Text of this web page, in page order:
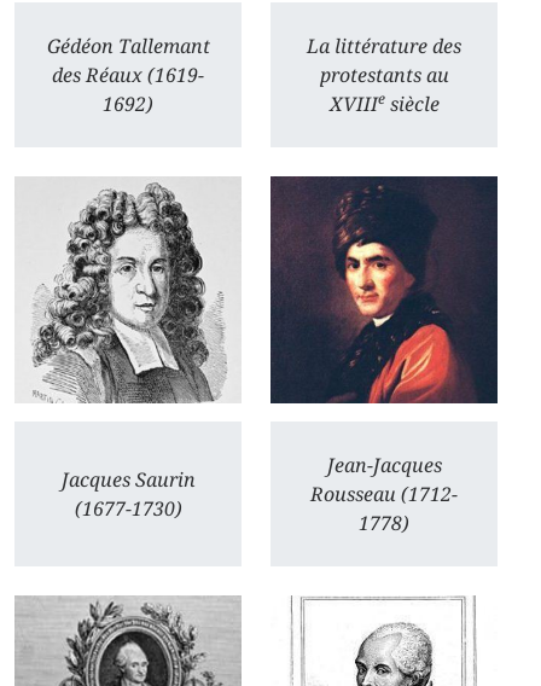
Gédéon Tallemant
des Réaux (1619-
1692)
La littérature des
protestants au
XVIIIesiècle
Jacques Saurin
(1677-1730)
Jean-Jacques
Rousseau (1712-
1778)